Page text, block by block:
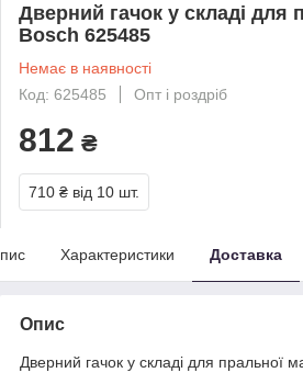
Дверний гачок у складі для
Bosch 625485
Немає в наявності
Код: 625485
Опт і роздріб
812 ₴
710 ₴ від 10 шт.
Характеристики Доставка
Опис
Дверний гачок у складі для пральної